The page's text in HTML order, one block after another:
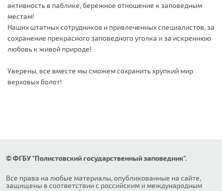
активность в паблике, бережное отношение к заповедным
местам!
Наших штатных сотрудников и привлеченных специалистов, за
сохранение прекрасного заповедного уголка и за искреннюю
любовь к живой природе!
Уверены, все вместе мы сможем сохранить хрупкий мир
верховых болот!
© ФГБУ "Полистовский государственный заповедник".
Все права на любые материалы, опубликованные на сайте,
защищены в соответствии с российским и международным